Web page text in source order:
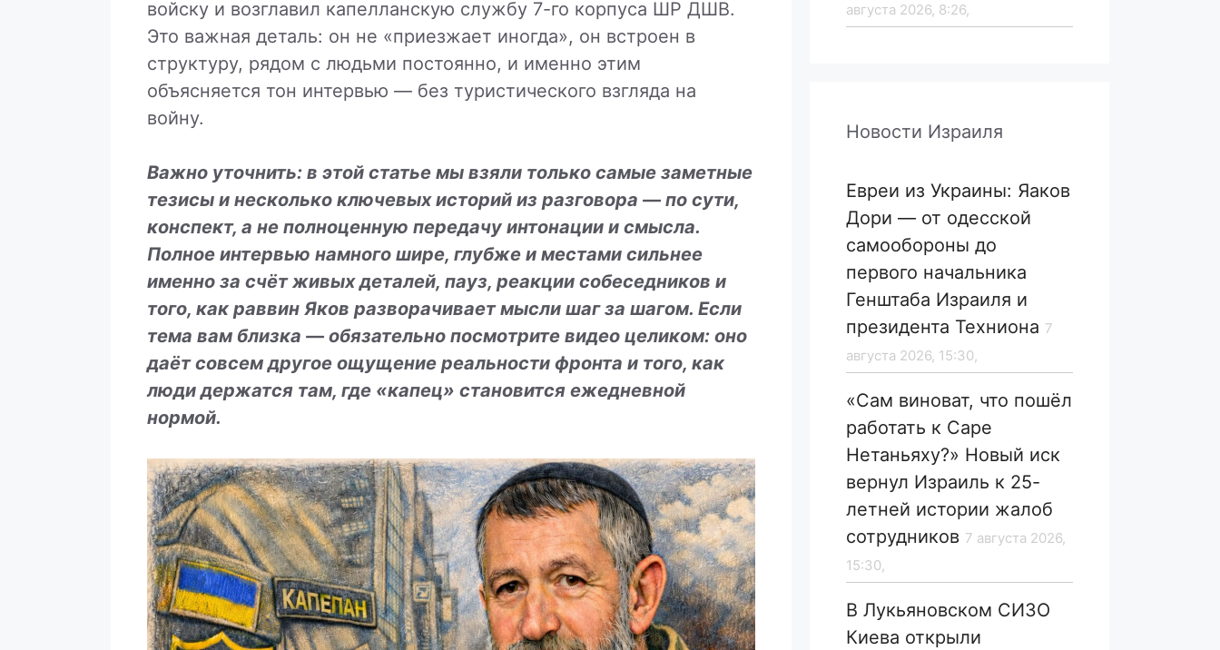
войску и возглавил капелланскую службу 7-го корпуса ШР ДШВ.
Это важная деталь: он не «приезжает иногда», он встроен в
структуру, рядом с людьми постоянно, и именно этим
объясняется тон интервью — без туристического взгляда на
войну.
Важно уточнить: в этой статье мы взяли только самые заметные
тезисы и несколько ключевых историй из разговора — по сути,
конспект, а не полноценную передачу интонации и смысла.
Полное интервью намного шире, глубже и местами сильнее
именно за счёт живых деталей, пауз, реакции собеседников и
того, как раввин Яков разворачивает мысли шаг за шагом. Если
тема вам близка — обязательно посмотрите видео целиком: оно
даёт совсем другое ощущение реальности фронта и того, как
люди держатся там, где «капец» становится ежедневной
нормой.
августа 2026, 8:26,
Новости Израиля
Евреи из Украины: Яаков
Дори — от одесской
самообороны до
первого начальника
Генштаба Израиля и
президента Техниона 7
августа 2026, 15:30,
«Сам виноват, что пошёл
работать к Саре
Нетаньяху?» Новый иск
вернул Израиль к 25-
летней истории жалоб
сотрудников 7 августа 2026,
15:30,
В Лукьяновском СИЗО
Киева открыли